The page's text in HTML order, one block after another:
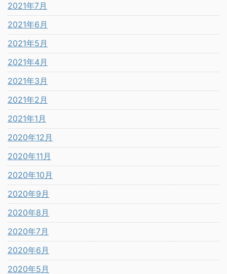
2021年7月
2021年6月
2021年5月
2021年4月
2021年3月
2021年2月
2021年1月
2020年12月
2020年11月
2020年10月
2020年9月
2020年8月
2020年7月
2020年6月
2020年5月